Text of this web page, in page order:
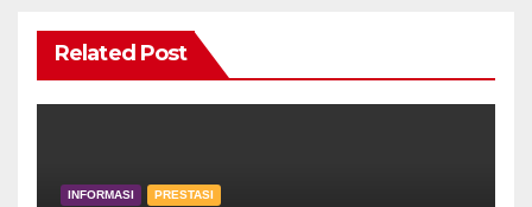
Related Post
INFORMASI PRESTASI